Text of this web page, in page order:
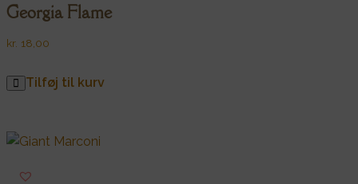
Georgia Flame
kr. 18,00
Tilføj til kurv